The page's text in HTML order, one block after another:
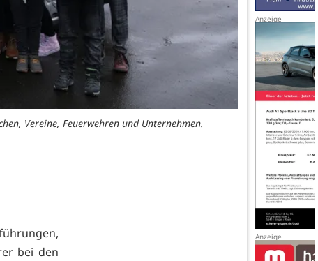
Vereine, Feuerwehren und Unternehmen.
bei den